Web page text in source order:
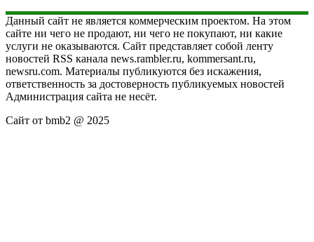
Данный сайт не является коммерческим проектом. На этом
сайте ни чего не продают, ни чего не покупают, ни какие
услуги не оказываются. Сайт представляет собой ленту
новостей RSS канала news.rambler.ru, kommersant.ru,
newsru.com. Материалы публикуются без искажения,
ответственность за достоверность публикуемых новостей
Администрация сайта не несёт.
Сайт от bmb2 @ 2025